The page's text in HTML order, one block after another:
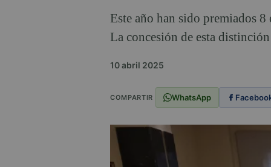
Este año han sido premiados
La concesión de esta
10 abril 2025
COMPARTIR WhatsApp